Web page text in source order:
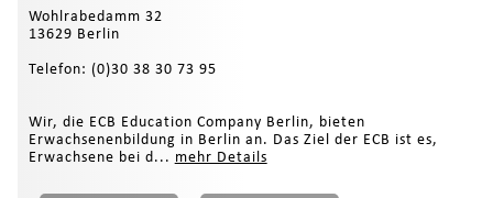
Wohlrabedamm 32
13629 Berlin
Telefon: (0)30 38 30 73 95
Wir, die ECB Education Company Berlin, bieten
Erwachsenenbildung in Berlin an. Das Ziel der ECB ist es,
Erwachsene bei d... mehr Details